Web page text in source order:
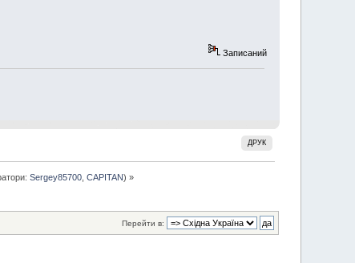
Записаний
ДРУК
Sergey85700 ,CAPITAN) »
Перейти в: